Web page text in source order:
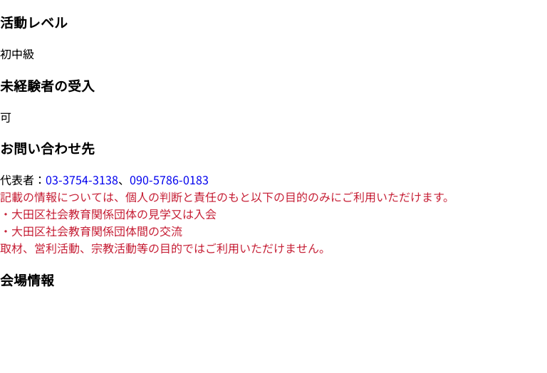
活動レベル
初中級
未経験者の受入
可
お問い合わせ先
代表者： 03-3754-3138、 090-5786-0183
記載の情報については、個人の判断と責任のもと以下の目的のみにご利用いただけます。
・大田区社会教育関係団体の見学又は入会
・大田区社会教育関係団体間の交流
取材、営利活動、宗教活動等の目的ではご利用いただけません。
会場情報